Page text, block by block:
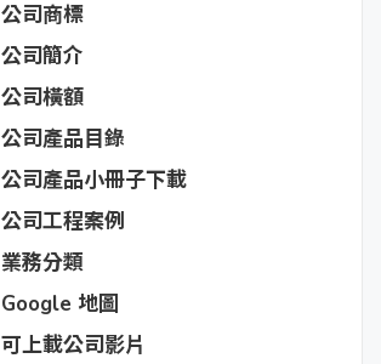
公司商標
公司簡介
公司橫額
公司產品目錄
公司產品小冊子下載
公司工程案例
業務分類
Google 地圖
可上載公司影片